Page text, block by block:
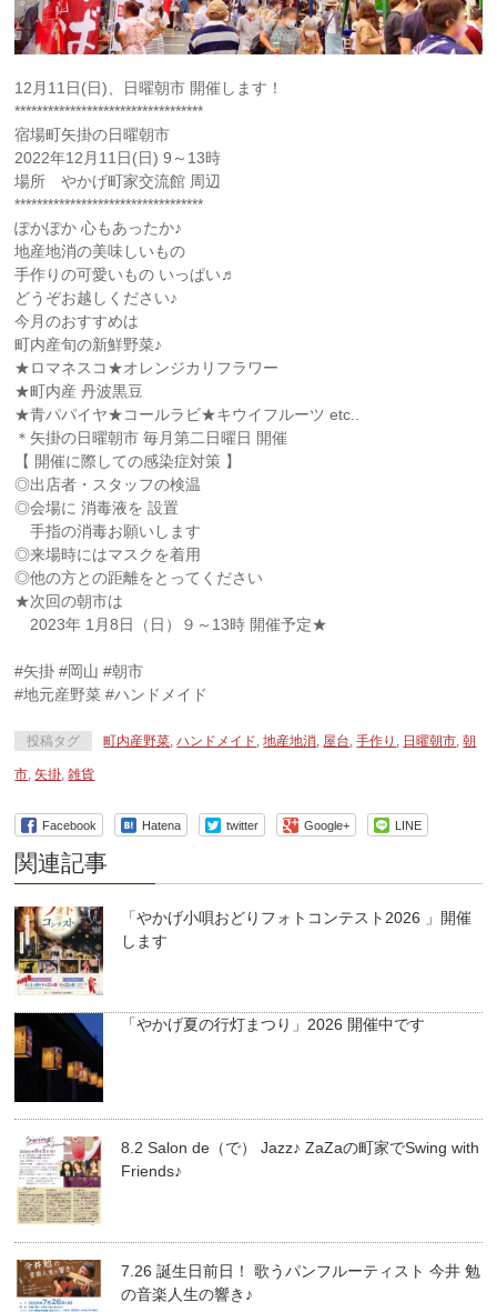
12月11日(日)、日曜朝市 開催します！
**********************************
宿場町矢掛の日曜朝市
2022年12月11日(日) 9～13時
場所 やかげ町家交流館 周辺
**********************************
ぽかぽか 心もあったか♪
地産地消の美味しいもの
手作りの可愛いもの いっぱい♬
どうぞお越しください♪
今月のおすすめは
町内産旬の新鮮野菜♪
★ロマネスコ★オレンジカリフラワー
★町内産 丹波黒豆
★青パパイヤ★コールラビ★キウイフルーツ etc..
＊矢掛の日曜朝市 毎月第二日曜日 開催
【 開催に際しての感染症対策 】
◎出店者・スタッフの検温
◎会場に 消毒液を 設置
手指の消毒お願いします
◎来場時にはマスクを着用
◎他の方との距離をとってください
★次回の朝市は
2023年 1月8日（日）９～13時 開催予定★
#矢掛 #岡山 #朝市
#地元産野菜 #ハンドメイド
投稿タグ 町内産野菜,ハンドメイド,地産地消, 屋台,手作り , 日曜朝市,朝
市,矢掛,雑貨
Facebook Hatena twitter Google+ LINE
関連記事
「やかげ小唄おどりフォトコンテスト2026 」開催
します
「やかげ夏の行灯まつり」2026 開催中です
8.2 Salon de（で） Jazz♪ ZaZaの町家でSwing with
Friends♪
7.26 誕生日前日！ 歌うパンフルーティスト 今井 勉
の音楽人生の響き♪